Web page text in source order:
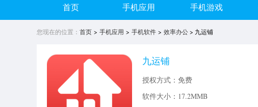
首页 手机应用 手机游戏
您现在的位置： 首页 > 手机应用 > 手机软件 > 效率办公> 九运铺
九运铺
授权方式：免费
软件大小： 17.2MMB